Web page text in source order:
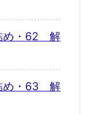
め・62 解
め・63 解